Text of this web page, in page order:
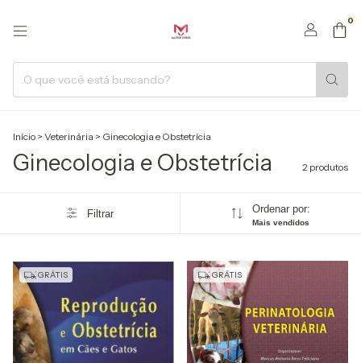
0
Início > Veterinária > Ginecologia e Obstetrícia
Ginecologia e Obstetrícia 2 produtos
Filtrar Ordenar por:
Mais vendidos
GRÁTIS GRÁTIS